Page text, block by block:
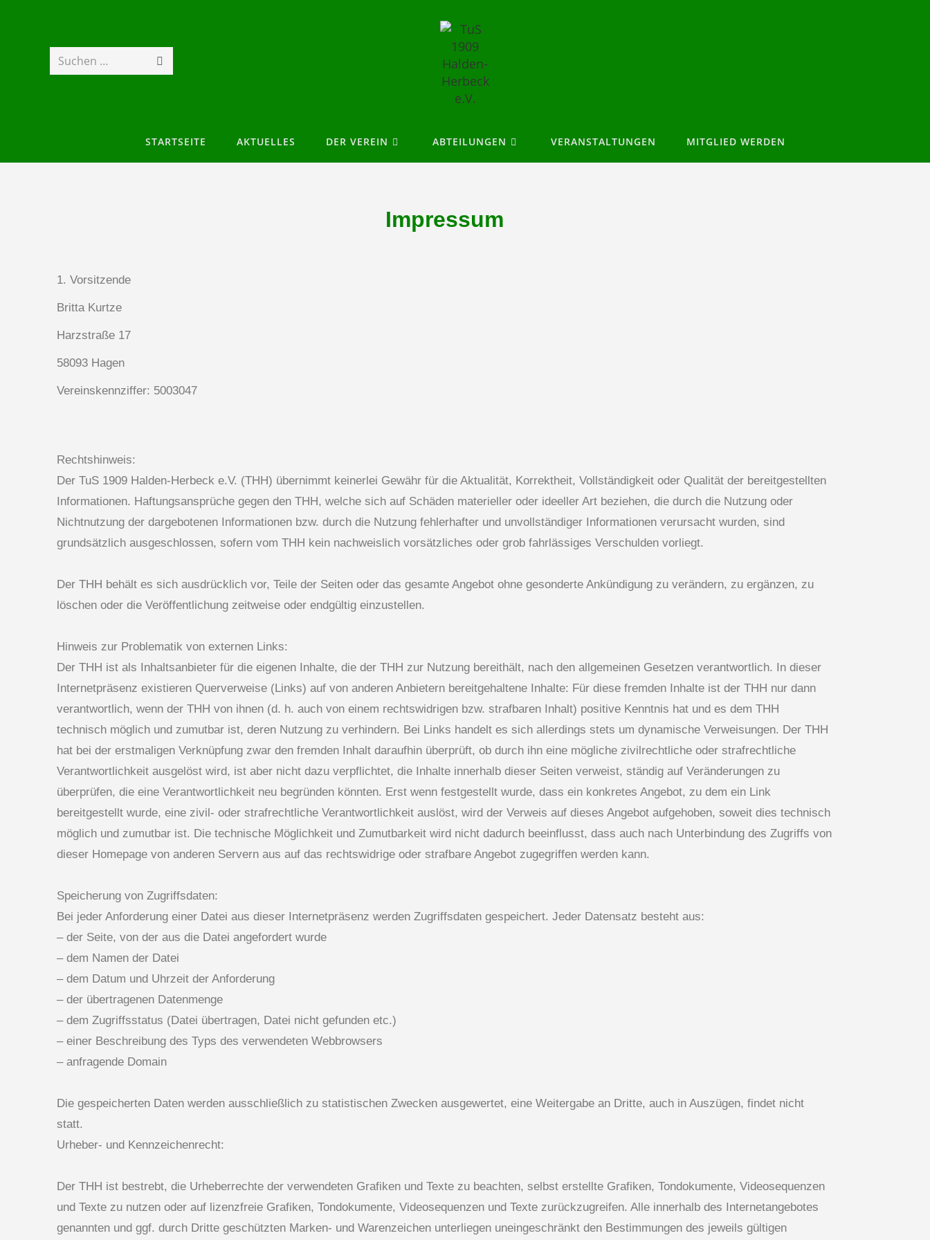
Suchen …
STARTSEITE AKTUELLES DER VEREIN ABTEILUNGEN VERANSTALTUNGEN MITGLIED WERDEN
Impressum
1. Vorsitzende
Britta Kurtze
Harzstraße 17
58093 Hagen
Vereinskennziffer: 5003047
Rechtshinweis:
Der TuS 1909 Halden-Herbeck e.V. (THH) übernimmt keinerlei Gewähr für die Aktualität, Korrektheit, Vollständigkeit oder Qualität der bereitgestellten
Informationen. Haftungsansprüche gegen den THH, welche sich auf Schäden materieller oder ideeller Art beziehen, die durch die Nutzung oder
Nichtnutzung der dargebotenen Informationen bzw. durch die Nutzung fehlerhafter und unvollständiger Informationen verursacht wurden, sind
grundsätzlich ausgeschlossen, sofern vom THH kein nachweislich vorsätzliches oder grob fahrlässiges Verschulden vorliegt.
Der THH behält es sich ausdrücklich vor, Teile der Seiten oder das gesamte Angebot ohne gesonderte Ankündigung zu verändern, zu ergänzen, zu
löschen oder die Veröffentlichung zeitweise oder endgültig einzustellen.
Hinweis zur Problematik von externen Links:
Der THH ist als Inhaltsanbieter für die eigenen Inhalte, die der THH zur Nutzung bereithält, nach den allgemeinen Gesetzen verantwortlich. In dieser
Internetpräsenz existieren Querverweise (Links) auf von anderen Anbietern bereitgehaltene Inhalte: Für diese fremden Inhalte ist der THH nur dann
verantwortlich, wenn der THH von ihnen (d. h. auch von einem rechtswidrigen bzw. strafbaren Inhalt) positive Kenntnis hat und es dem THH
technisch möglich und zumutbar ist, deren Nutzung zu verhindern. Bei Links handelt es sich allerdings stets um dynamische Verweisungen. Der THH
hat bei der erstmaligen Verknüpfung zwar den fremden Inhalt daraufhin überprüft, ob durch ihn eine mögliche zivilrechtliche oder strafrechtliche
Verantwortlichkeit ausgelöst wird, ist aber nicht dazu verpflichtet, die Inhalte innerhalb dieser Seiten verweist, ständig auf Veränderungen zu
überprüfen, die eine Verantwortlichkeit neu begründen könnten. Erst wenn festgestellt wurde, dass ein konkretes Angebot, zu dem ein Link
bereitgestellt wurde, eine zivil- oder strafrechtliche Verantwortlichkeit auslöst, wird der Verweis auf dieses Angebot aufgehoben, soweit dies technisch
möglich und zumutbar ist. Die technische Möglichkeit und Zumutbarkeit wird nicht dadurch beeinflusst, dass auch nach Unterbindung des Zugriffs von
dieser Homepage von anderen Servern aus auf das rechtswidrige oder strafbare Angebot zugegriffen werden kann.
Speicherung von Zugriffsdaten:
Bei jeder Anforderung einer Datei aus dieser Internetpräsenz werden Zugriffsdaten gespeichert. Jeder Datensatz besteht aus:
– der Seite, von der aus die Datei angefordert wurde
– dem Namen der Datei
– dem Datum und Uhrzeit der Anforderung
– der übertragenen Datenmenge
– dem Zugriffsstatus (Datei übertragen, Datei nicht gefunden etc.)
– einer Beschreibung des Typs des verwendeten Webbrowsers
– anfragende Domain
Die gespeicherten Daten werden ausschließlich zu statistischen Zwecken ausgewertet, eine Weitergabe an Dritte, auch in Auszügen, findet nicht
statt.
Urheber- und Kennzeichenrecht:
Der THH ist bestrebt, die Urheberrechte der verwendeten Grafiken und Texte zu beachten, selbst erstellte Grafiken, Tondokumente, Videosequenzen
und Texte zu nutzen oder auf lizenzfreie Grafiken, Tondokumente, Videosequenzen und Texte zurückzugreifen. Alle innerhalb des Internetangebotes
genannten und ggf. durch Dritte geschützten Marken- und Warenzeichen unterliegen uneingeschränkt den Bestimmungen des jeweils gültigen